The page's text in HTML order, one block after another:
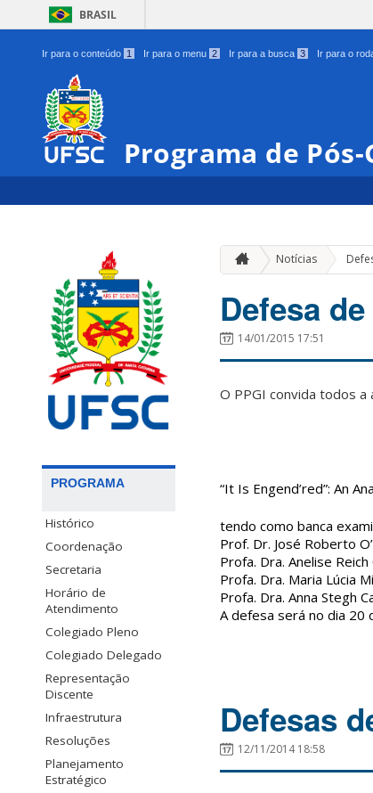
BRASIL
Ir para o conteúdo 1 Ir para o menu 2 Ir para a busca 3 Ir para o
Programa de
PROGRAMA
Histórico
Coordenação
Secretaria
Horário de
Atendimento
Colegiado Pleno
Colegiado Delegado
Representação
Discente
Infraestrutura
Resoluções
Planejamento
Estratégico
Notícias
Defesa
14/01/2015 17:51
O PPGI convida todos a
“It Is Engend’red”: An
tendo como banca
Prof. Dr. José Roberto
Profa. Dra. Anelise
Profa. Dra. Maria Lúcia
Profa. Dra. Anna Stegh
A defesa será no dia 20
Defesas
12/11/2014 18:58